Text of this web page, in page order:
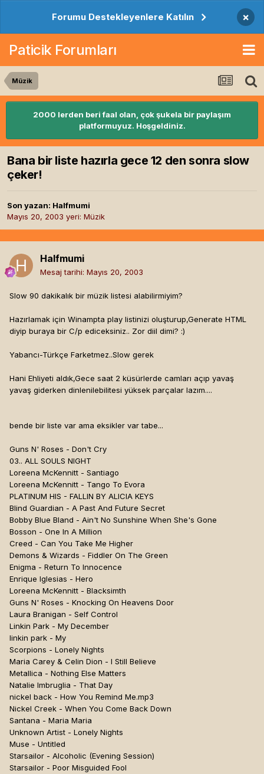
Forumu Destekleyenlere Katılın ×
Paticik Forumları
Müzik
2000 lerden beri faal olan, çok şukela bir paylaşım
platformuyuz. Hoşgeldiniz.
Bana bir liste hazırla gece 12 den sonra slow
çeker!
Son yazan: Halfmumi
Mayıs 20, 2003 yeri: Müzik
Halfmumi
Mesaj tarihi: Mayıs 20, 2003
Slow 90 dakikalık bir müzik listesi alabilirmiyim?
Hazırlamak için Winampta play listinizi oluşturup,Generate HTML
diyip buraya bir C/p ediceksiniz.. Zor diil dimi? :)
Yabancı-Türkçe Farketmez..Slow gerek
Hani Ehliyeti aldık,Gece saat 2 küsürlerde camları açıp yavaş
yavaş giderken dinlenilebilitesi yüksek parçalar lazım....
bende bir liste var ama eksikler var tabe...
Guns N' Roses - Don't Cry
03.. ALL SOULS NIGHT
Loreena McKennitt - Santiago
Loreena McKennitt - Tango To Evora
PLATINUM HIS - FALLIN BY ALICIA KEYS
Blind Guardian - A Past And Future Secret
Bobby Blue Bland - Ain't No Sunshine When She's Gone
Bosson - One In A Million
Creed - Can You Take Me Higher
Demons & Wizards - Fiddler On The Green
Enigma - Return To Innocence
Enrique Iglesias - Hero
Loreena McKennitt - Blacksimth
Guns N' Roses - Knocking On Heavens Door
Laura Branigan - Self Control
Linkin Park - My December
linkin park - My
Scorpions - Lonely Nights
Maria Carey & Celin Dion - I Still Believe
Metallica - Nothing Else Matters
Natalie Imbruglia - That Day
nickel back - How You Remind Me.mp3
Nickel Creek - When You Come Back Down
Santana - Maria Maria
Unknown Artist - Lonely Nights
Muse - Untitled
Starsailor - Alcoholic (Evening Session)
Starsailor - Poor Misguided Fool